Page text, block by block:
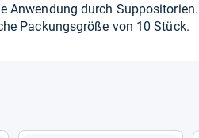
Anwen­dung durch Sup­po­si­to­rien.
Packungs­größe von 10 Stück.